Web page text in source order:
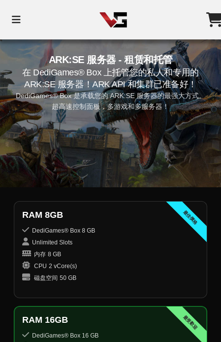
ARK:SE 服务器 - 租赁和托管
在 DediGames® Box 上托管您的私人和专用的
ARK:SE 服务器！ARK API 和集群已准备好！
DediGames® Box 是承载您的 ARK:SE 服务器的最强大方式。
超高速控制面板，多游戏和多服务器！
最佳價格
RAM 8GB
DediGames® Box 8 GB
Unlimited Slots
内存 8 GB
CPU 2 vCore(s)
磁盘空间 50 GB
最受歡迎
RAM 16GB
DediGames® Box 16 GB